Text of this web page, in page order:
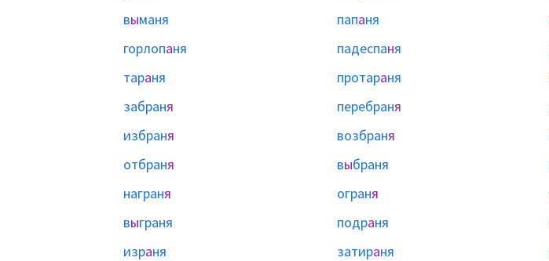
выманя папаня
горлопаня падеспаня
тараня протараня
забраня перебраня
избраня возбраня
отбраня выбраня
награня ограня
выграня подраня
израня затираня